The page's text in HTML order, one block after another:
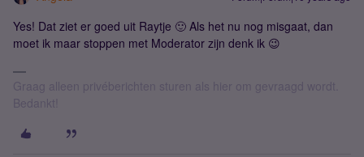
Yes! Dat ziet er goed uit Raytje 🙂 Als het nu nog misgaat, dan
moet ik maar stoppen met Moderator zijn denk ik 😉
Graag alleen privéberichten sturen als hier om gevraagd wordt.
Bedankt!